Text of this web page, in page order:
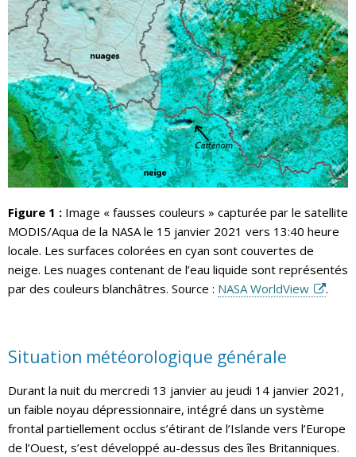
Figure 1 : Image « fausses couleurs » capturée par le satellite
MODIS/Aqua de la NASA le 15 janvier 2021 vers 13:40 heure
locale. Les surfaces colorées en cyan sont couvertes de
neige. Les nuages contenant de l’eau liquide sont représentés
par des couleurs blanchâtres. Source : NASA WorldView .
Situation météorologique générale
Durant la nuit du mercredi 13 janvier au jeudi 14 janvier 2021,
un faible noyau dépressionnaire, intégré dans un système
frontal partiellement occlus s’étirant de l’Islande vers l’Europe
de l’Ouest, s’est développé au-dessus des îles Britanniques.